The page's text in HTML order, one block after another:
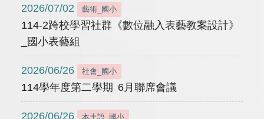
2026/07/02 藝術_國小
114-2跨校學習社群《數位融入表藝教案設計》
_國小表藝組
2026/06/26 社會_國小
114學年度第二學期 6月聯席會議
2026/06/26